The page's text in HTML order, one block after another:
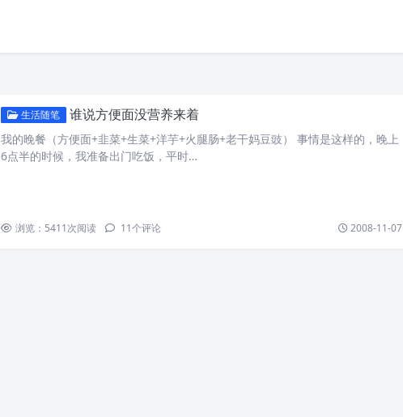
生活随笔 谁说方便面没营养来着
我的晚餐（方便面+韭菜+生菜+洋芋+火腿肠+老干妈豆豉） 事情是这样的，晚上
6点半的时候，我准备出门吃饭，平时…
浏览：5411次阅读 11个评论 2008-11-07